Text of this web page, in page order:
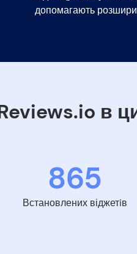
допомагають
в
865
Встановлених віджетiв